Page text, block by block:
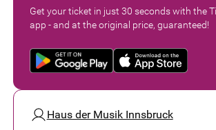
Get your ticket in just 30 seconds with the
app - and at the original price, guaranteed!
Haus der Musik Innsbruck